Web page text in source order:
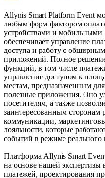
Allynis Smart Platform Event
любым форм-фактором
устройствами и мобильными
обеспечивает управление
доступа и работу с
приложений. Полное
функций, в том числе
управление доступом к
местам, предназначенным
полезные приложения. Оно
посетителям, а также
заинтересованным сторонам
коммуникации,
лояльности, которые
событий в режиме реального
Платформа Allynis Smart
на основе нашей экспертизы
платежей, проектирования